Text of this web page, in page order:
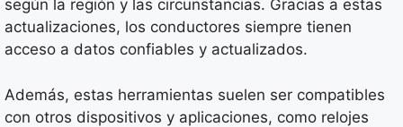
según la región y las circunstancias. Gracias a estas
actualizaciones, los conductores siempre tienen
acceso a datos confiables y actualizados.
Además, estas herramientas suelen ser compatibles
con otros dispositivos y aplicaciones, como relojes